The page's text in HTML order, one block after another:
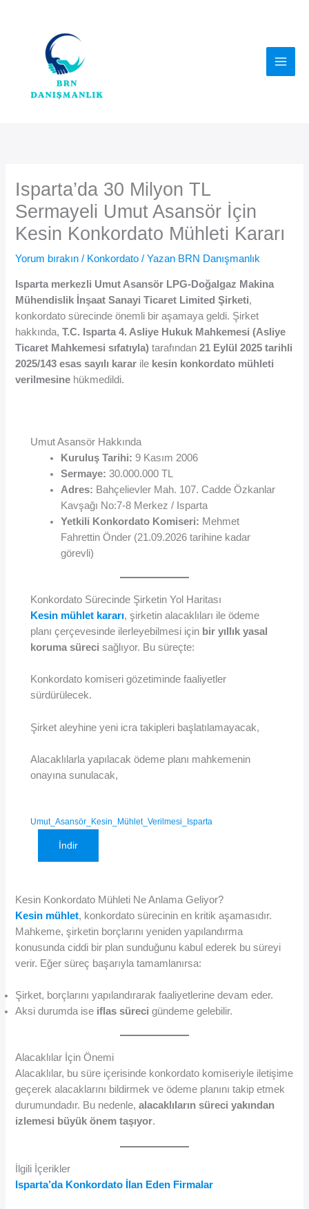
Isparta’da 30 Milyon TL
Sermayeli Umut Asansör İçin
Kesin Konkordato Mühleti Kararı
Yorum bırakın / Konkordato / Yazan BRN Danışmanlık
Isparta merkezli Umut Asansör LPG-Doğalgaz Makina
Mühendislik İnşaat Sanayi Ticaret Limited Şirketi,
konkordato sürecinde önemli bir aşamaya geldi. Şirket
hakkında,T.C. Isparta 4. Asliye Hukuk Mahkemesi (Asliye
Ticaret Mahkemesi sıfatıyla) tarafından21 Eylül 2025 tarihli
2025/143 esas sayılı karar ile kesin konkordato mühleti
verilmesine hükmedildi.
Umut Asansör Hakkında
Kuruluş Tarihi: 9 Kasım 2006
Sermaye: 30.000.000 TL
Adres: Bahçelievler Mah. 107. Cadde Özkanlar
Kavşağı No:7-8 Merkez / Isparta
Yetkili Konkordato Komiseri: Mehmet
Fahrettin Önder (21.09.2026 tarihine kadar
görevli)
Konkordato Sürecinde Şirketin Yol Haritası
Kesin mühlet kararı, şirketin alacaklıları ile ödeme
planı çerçevesinde ilerleyebilmesi için bir yıllık yasal
koruma süreci sağlıyor. Bu süreçte:
Konkordato komiseri gözetiminde faaliyetler
sürdürülecek.
Şirket aleyhine yeni icra takipleri başlatılamayacak,
Alacaklılarla yapılacak ödeme planı mahkemenin
onayına sunulacak,
Umut_Asansör_Kesin_Mühlet_Verilmesi_Isparta
İndir
Kesin Konkordato Mühleti Ne Anlama Geliyor?
Kesin mühlet, konkordato sürecinin en kritik aşamasıdır.
Mahkeme, şirketin borçlarını yeniden yapılandırma
konusunda ciddi bir plan sunduğunu kabul ederek bu süreyi
verir. Eğer süreç başarıyla tamamlanırsa:
Şirket, borçlarını yapılandırarak faaliyetlerine devam eder.
Aksi durumda ise iflas süreci gündeme gelebilir.
Alacaklılar İçin Önemi
Alacaklılar, bu süre içerisinde konkordato komiseriyle iletişime
geçerek alacaklarını bildirmek ve ödeme planını takip etmek
durumundadır. Bu nedenle,alacaklıların süreci yakından
izlemesi büyük önem taşıyor.
İlgili İçerikler
Isparta’da Konkordato İlan Eden Firmalar